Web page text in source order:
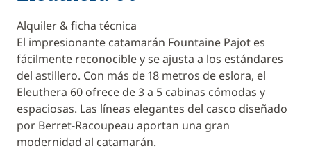
Alquiler & ficha técnica
El impresionante catamarán Fountaine Pajot es
fácilmente reconocible y se ajusta a los estándares
del astillero. Con más de 18 metros de eslora, el
Eleuthera 60 ofrece de 3 a 5 cabinas cómodas y
espaciosas. Las líneas elegantes del casco diseñado
por Berret-Racoupeau aportan una gran
modernidad al catamarán.